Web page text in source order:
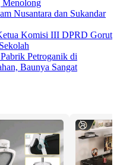
Menolong
Nusantara dan Sukandar
Komisi III DPRD Gorut
Petroganik di
Baunya Sangat